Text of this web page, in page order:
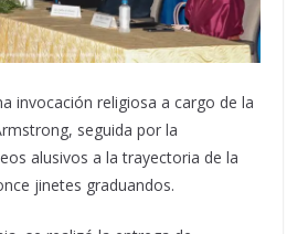
invocación religiosa a cargo de la
seguida por la
alusivos a la trayectoria de la
jinetes graduandos.